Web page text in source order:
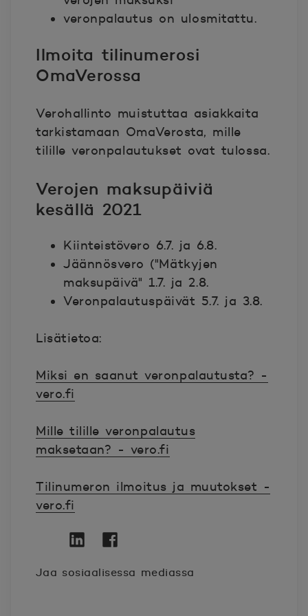
veronpalautus on ulosmitattu.
Ilmoita tilinumerosi
OmaVerossa
Verohallinto muistuttaa asiakkaita
tarkistamaan OmaVerosta, mille
tilille veronpalautukset ovat tulossa.
Verojen maksupäiviä
kesällä 2021
Kiinteistövero 6.7. ja 6.8.
Jäännösvero ("Mätkyjen
maksupäivä" 1.7. ja 2.8.
Veronpalautuspäivät 5.7. ja 3.8.
Lisätietoa:
Miksi en saanut veronpalautusta? -
vero.fi
Mille tilille veronpalautus
maksetaan? - vero.fi
Tilinumeron ilmoitus ja muutokset -
vero.fi
Jaa sosiaalisessa mediassa